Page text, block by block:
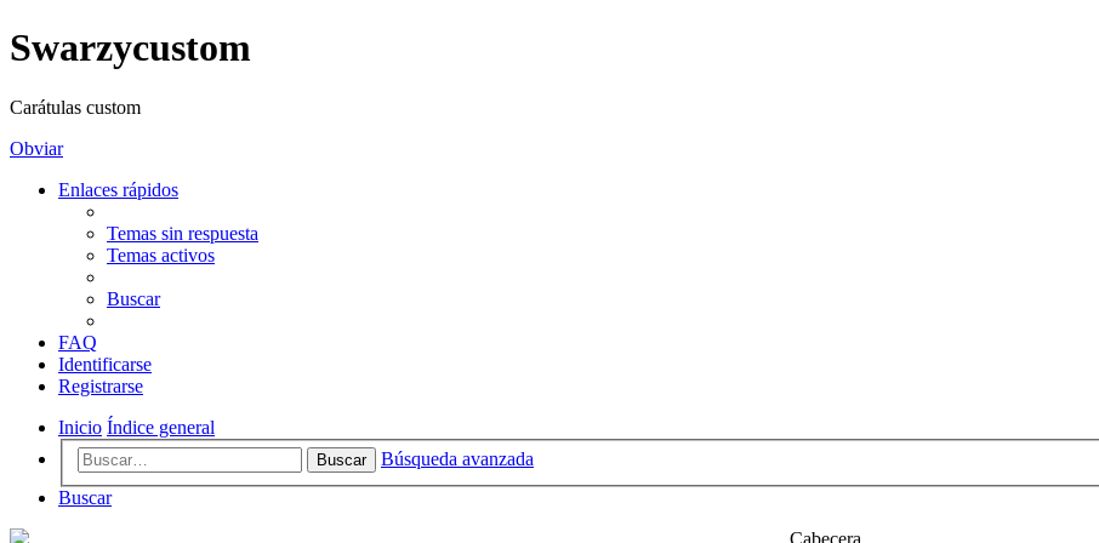
Swarzycustom
Carátulas custom
Obviar
Enlaces rápidos
Temas sin respuesta
Temas activos
Buscar
FAQ
Identificarse
Registrarse
Inicio Índice general
Buscar
Búsqueda avanzada
Buscar